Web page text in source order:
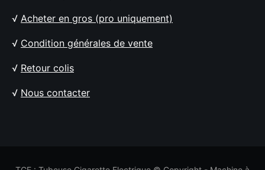
√ Acheter en gros (pro uniquement)
√ Condition générales de vente
√ Retour colis
√ Nous contacter